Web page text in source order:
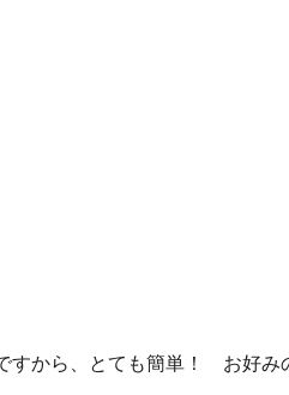
すから、とても簡単！ お好み